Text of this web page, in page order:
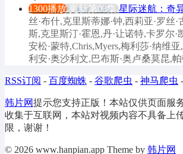
1300播放 更新第03集 星际迷航：奇
丝·布什,克里斯蒂娜·钟,西莉亚·罗丝
斯,克里斯汀·霍恩,丹·让诺特,卡罗尔·
安松·蒙特,Chris,Myers,梅利莎·纳维
利安·奥沙利文,巴布斯·奥卢桑莫昆,
RSS订阅 - 百度蜘蛛 - 谷歌爬虫 - 神马爬虫 -
韩片网提示您支持正版！本站仅供页面服
收集于互联网，本站对视频内容不具备上
限，谢谢！
© 2026 www.hanpian.app Theme by 韩片网